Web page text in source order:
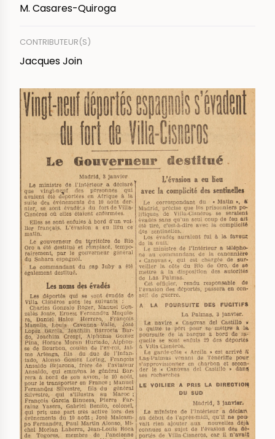
M. Casares-Quiroga
CONTRIBUTEUR(S)
Jacques Join
IMAGE